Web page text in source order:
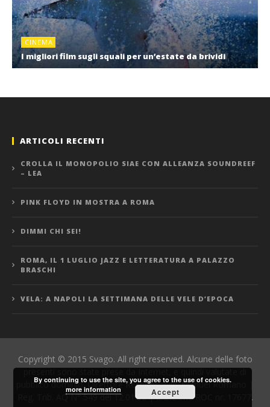
CINEMA
I migliori film sugli squali per un’estate da brividi
ARTICOLI RECENTI
CROLLA IL MONOPOLIO SIAE CON ALLEANZA SOUNDREEF
– LEA
PINK FLOYD IN MOSTRA A ROMA
DIMMI CHI SEI!
ROMA, IL 1 LUGLIO JAZZ E LETTERATURA A PALAZZO
BRASCHI
VELA: A NAPOLI LA SETTIMANA DELLE VELE D’EPOCA
Copyright © 2015 Svago. All right reserved. Alcune delle foto
presenti sono state prese da Internet, e quindi valutate di
pubblico dominio. Direttore Responsabile: Manuel Romano |
Reg. Trib. AQ N° 549 del 12.01.06 | Iscrizione ROC nr. 17677.
By continuing to use the site, you agree to the use of cookies.
more information
Accept